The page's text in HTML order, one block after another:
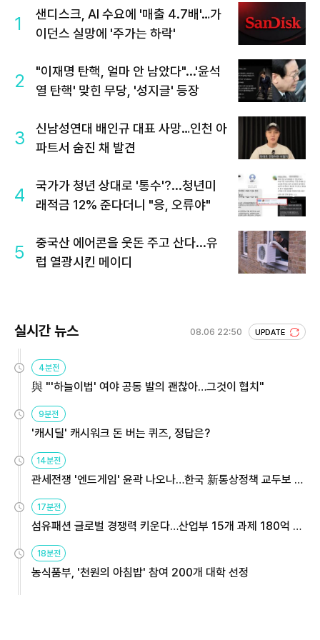
1
샌디스크, AI 수요에 '매출 4.7배'…가
이던스 실망에 '주가는 하락'
2
"이재명 탄핵, 얼마 안 남았다"...'윤석
열 탄핵' 맞힌 무당, '성지글' 등장
3
신남성연대 배인규 대표 사망…인천 아
파트서 숨진 채 발견
4
국가가 청년 상대로 '통수'?...청년미
래적금 12% 준다더니 "응, 오류야"
5
중국산 에어콘을 웃돈 주고 산다...유
럽 열광시킨 메이디
실시간 뉴스 08.06 22:50 UPDATE
4분전
與 "'하늘이법' 여야 공동 발의 괜찮아…그것이 협치"
9분전
'캐시딜' 캐시워크 돈 버는 퀴즈, 정답은?
14분전
관세전쟁 '엔드게임' 윤곽 나오나…한국 新통상정책 교두보 활
용해야
17분전
섬유패션 글로벌 경쟁력 키운다…산업부 15개 과제 180억 지
원
18분전
농식품부, '천원의 아침밥' 참여 200개 대학 선정